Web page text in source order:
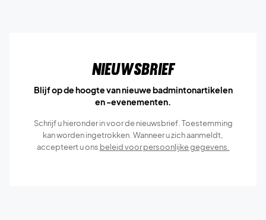
Nieuwsbrief
Blijf op de hoogte van nieuwe badmintonartikelen
en -evenementen.
Schrijf u hieronder in voor de nieuwsbrief. Toestemming
kan worden ingetrokken. Wanneer u zich aanmeldt,
accepteert u ons beleid voor persoonlijke gegevens.